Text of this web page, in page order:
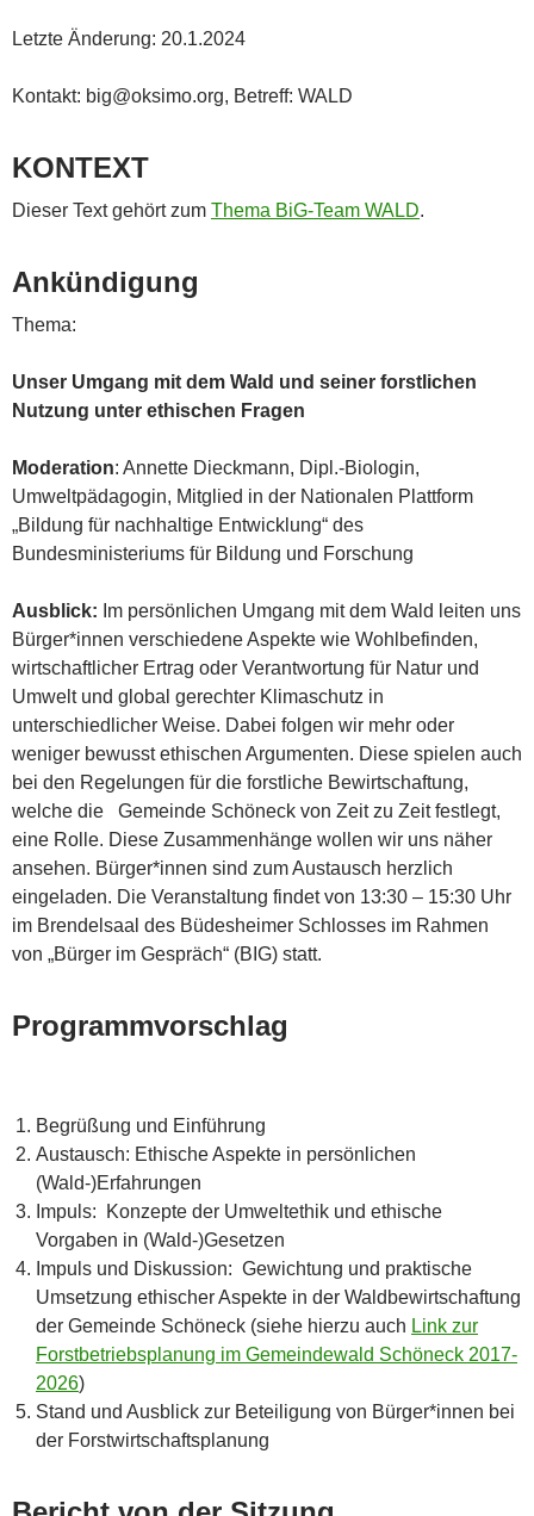
Letzte Änderung: 20.1.2024
Kontakt: big@oksimo.org, Betreff: WALD
KONTEXT
Dieser Text gehört zum Thema BiG-Team WALD.
Ankündigung
Thema:
Unser Umgang mit dem Wald und seiner forstlichen
Nutzung unter ethischen Fragen
Moderation: Annette Dieckmann, Dipl.-Biologin,
Umweltpädagogin, Mitglied in der Nationalen Plattform
„Bildung für nachhaltige Entwicklung“ des
Bundesministeriums für Bildung und Forschung
Ausblick: Im persönlichen Umgang mit dem Wald leiten uns
Bürger*innen verschiedene Aspekte wie Wohlbefinden,
wirtschaftlicher Ertrag oder Verantwortung für Natur und
Umwelt und global gerechter Klimaschutz in
unterschiedlicher Weise. Dabei folgen wir mehr oder
weniger bewusst ethischen Argumenten. Diese spielen auch
bei den Regelungen für die forstliche Bewirtschaftung,
welche die Gemeinde Schöneck von Zeit zu Zeit festlegt,
eine Rolle. Diese Zusammenhänge wollen wir uns näher
ansehen. Bürger*innen sind zum Austausch herzlich
eingeladen. Die Veranstaltung findet von 13:30 – 15:30 Uhr
im Brendelsaal des Büdesheimer Schlosses im Rahmen
von „Bürger im Gespräch“ (BIG) statt.
Programmvorschlag
Begrüßung und Einführung
Austausch: Ethische Aspekte in persönlichen
(Wald-)Erfahrungen
Impuls: Konzepte der Umweltethik und ethische
Vorgaben in (Wald-)Gesetzen
Impuls und Diskussion: Gewichtung und praktische
Umsetzung ethischer Aspekte in der Waldbewirtschaftung
der Gemeinde Schöneck (siehe hierzu auch Link zur
Forstbetriebsplanung im Gemeindewald Schöneck 2017-
2026)
Stand und Ausblick zur Beteiligung von Bürger*innen bei
der Forstwirtschaftsplanung